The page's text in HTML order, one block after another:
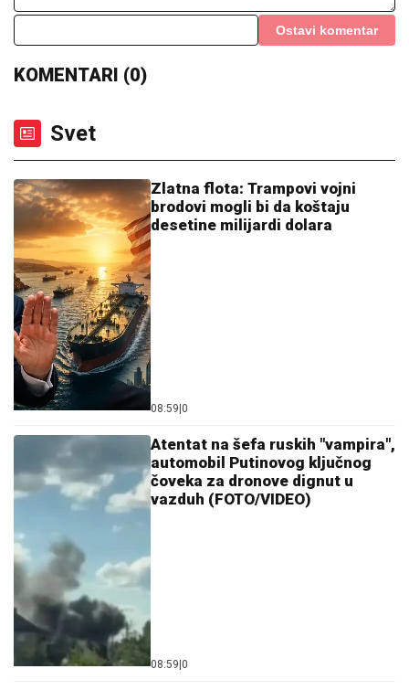
Pevačica puca od sreće, usred koncerta saopštila
vesti
STANIJU"Taki Marinković otkrio da
ULAZI U ELITU 10 da se OBRAČUNA
sa Filipom Carem, progovorio o
venčanju Maje i Asmina (VIDEO)
(FOTO) UHVATILI SMO NEMANJU
STEVANOVIĆA NA PLAŽI U CRNOJ
GORI
odselio iz Beograda, a evo kako sada
živi sa suprugom i ćerkom
BRENA PALA NA NASTUPU:
na bini, ali njena reakcija je sve oduševila (VIDEO)
3+ TIKET ZA DANAS: Na ovim
tresti